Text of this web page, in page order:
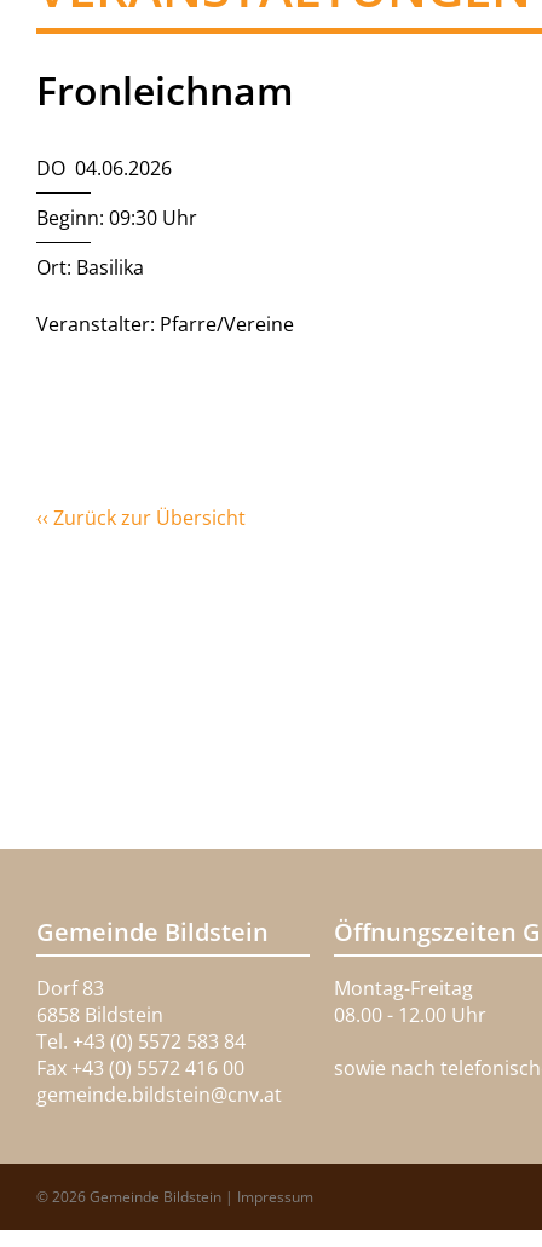
Fronleichnam
DO 04.06.2026
Beginn: 09:30 Uhr
Ort: Basilika
Veranstalter: Pfarre/Vereine
‹‹ Zurück zur Übersicht
Gemeinde Bildstein
Dorf 83
6858 Bildstein
Tel. +43 (0) 5572 583 84
Fax +43 (0) 5572 416 00
gemeinde.bildstein@cnv.at
Öffnungszeiten
Montag-Freitag
08.00 - 12.00 Uhr
sowie nach
© 2026 Gemeinde Bildstein | Impressum